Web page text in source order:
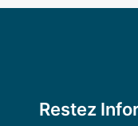
Restez